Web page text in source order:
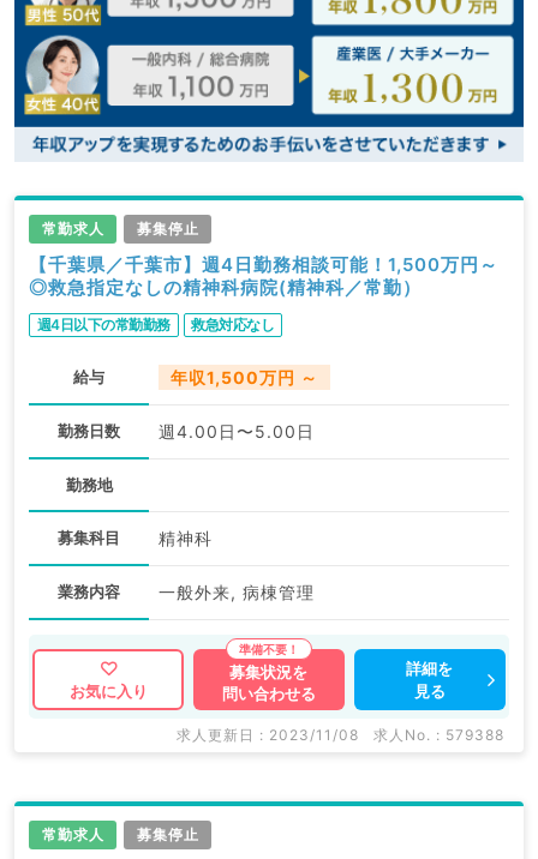
常勤求人 募集停止
【千葉県／千葉市】週4日勤務相談可能！1,500万円～
◎救急指定なしの精神科病院(精神科／常勤）
週4日以下の常勤勤務 救急対応なし
給与 年収1,500万円 ～
勤務日数 週4.00日〜5.00日
勤務地
募集科目 精神科
業務内容 一般外来, 病棟管理
お気に入り
募集状況を
問い合わせる
詳細を
見る
求人更新日 : 2023/11/08 求人No. : 579388
常勤求人 募集停止